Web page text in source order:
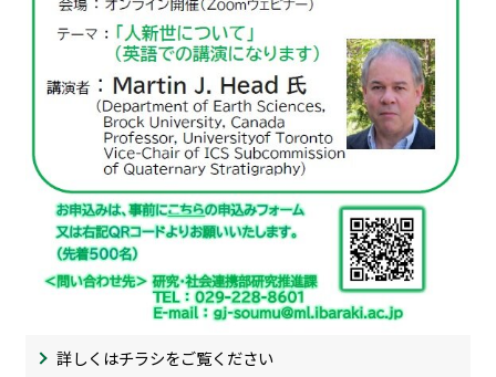
詳しくはチラシをご覧ください